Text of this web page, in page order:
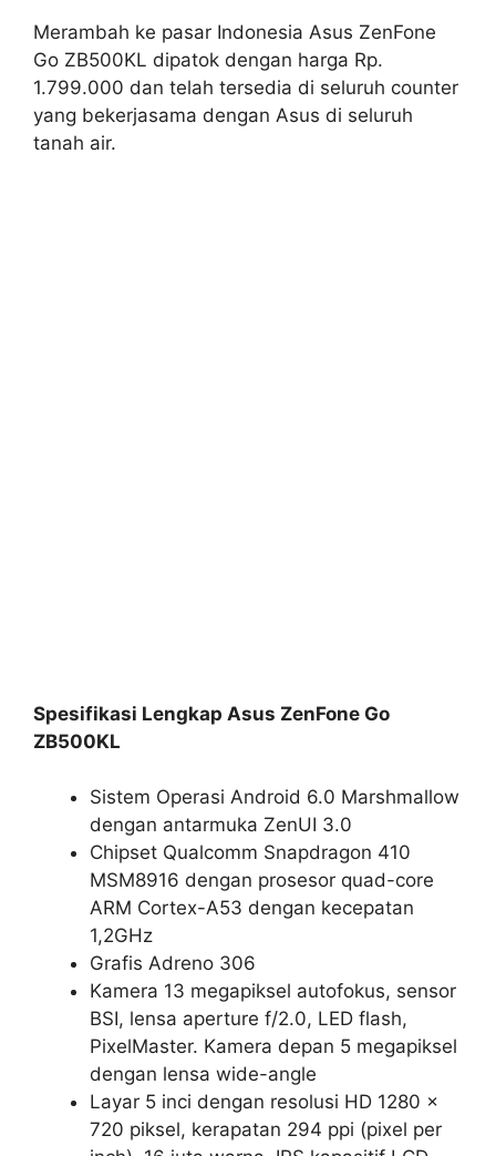
Merambah ke pasar Indonesia Asus ZenFone
Go ZB500KL dipatok dengan harga Rp.
1.799.000 dan telah tersedia di seluruh counter
yang bekerjasama dengan Asus di seluruh
tanah air.
Spesifikasi Lengkap Asus ZenFone Go
ZB500KL
Sistem Operasi Android 6.0 Marshmallow
dengan antarmuka ZenUI 3.0
Chipset Qualcomm Snapdragon 410
MSM8916 dengan prosesor quad-core
ARM Cortex-A53 dengan kecepatan
1,2GHz
Grafis Adreno 306
Kamera 13 megapiksel autofokus, sensor
BSI, lensa aperture f/2.0, LED flash,
PixelMaster. Kamera depan 5 megapiksel
dengan lensa wide-angle
Layar 5 inci dengan resolusi HD 1280 x
720 piksel, kerapatan 294 ppi (pixel per